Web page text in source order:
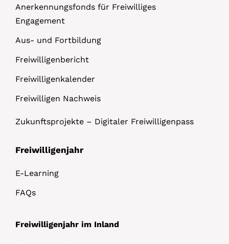
Anerkennungsfonds für Freiwilliges
Engagement
Aus- und Fortbildung
Freiwilligenbericht
Freiwilligenkalender
Freiwilligen Nachweis
Zukunftsprojekte – Digitaler Freiwilligenpass
Freiwilligenjahr
E-Learning
FAQs
Freiwilligenjahr im Inland